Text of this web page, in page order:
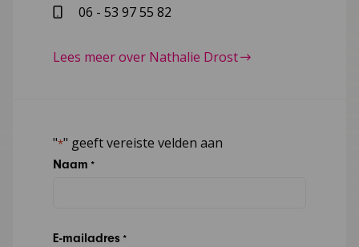
06 - 53 97 55 82
Lees meer over Nathalie Drost
"*" geeft vereiste velden aan
Naam *
E-mailadres *